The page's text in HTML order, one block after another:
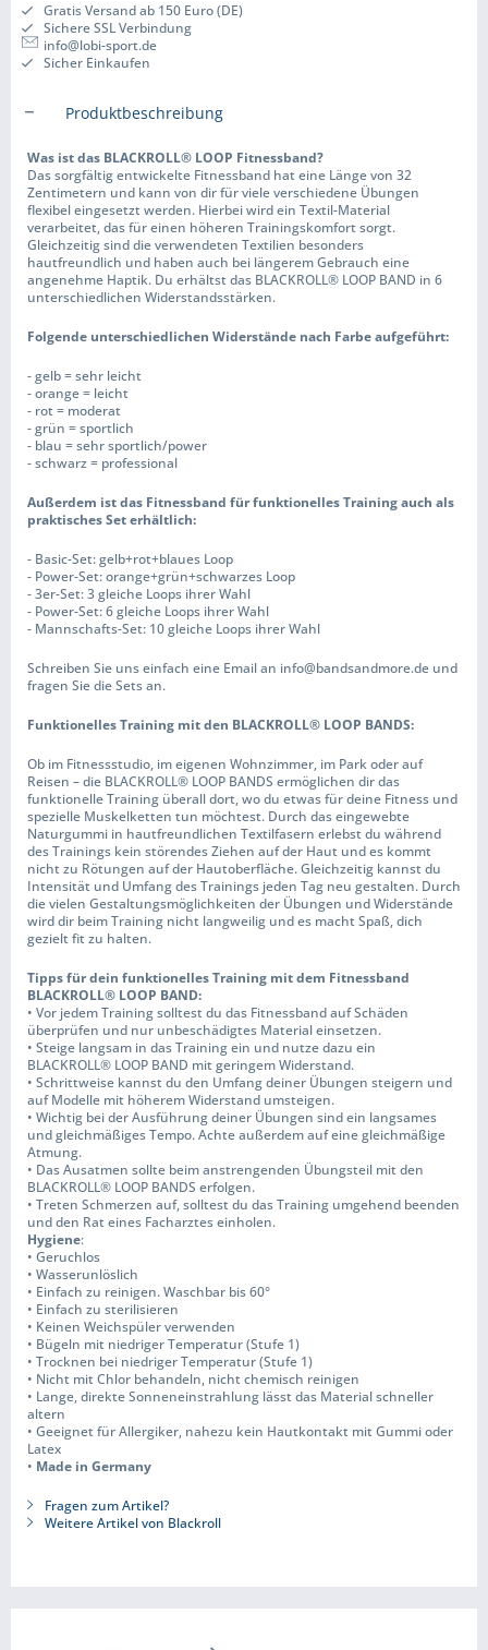
Gratis Versand ab 150 Euro (DE)
Sichere SSL Verbindung
info@lobi-sport.de
Sicher Einkaufen
Produktbeschreibung
Was ist das BLACKROLL® LOOP Fitnessband?
Das sorgfältig entwickelte Fitnessband hat eine Länge von 32
Zentimetern und kann von dir für viele verschiedene Übungen
flexibel eingesetzt werden. Hierbei wird ein Textil-Material
verarbeitet, das für einen höheren Trainingskomfort sorgt.
Gleichzeitig sind die verwendeten Textilien besonders
hautfreundlich und haben auch bei längerem Gebrauch eine
angenehme Haptik. Du erhältst das BLACKROLL® LOOP BAND in 6
unterschiedlichen Widerstandsstärken.
Folgende unterschiedlichen Widerstände nach Farbe aufgeführt:
- gelb = sehr leicht
- orange = leicht
- rot = moderat
- grün = sportlich
- blau = sehr sportlich/power
- schwarz = professional
Außerdem ist das Fitnessband für funktionelles Training auch als
praktisches Set erhältlich:
- Basic-Set: gelb+rot+blaues Loop
- Power-Set: orange+grün+schwarzes Loop
- 3er-Set: 3 gleiche Loops ihrer Wahl
- Power-Set: 6 gleiche Loops ihrer Wahl
- Mannschafts-Set: 10 gleiche Loops ihrer Wahl
Schreiben Sie uns einfach eine Email an info@bandsandmore.de und
fragen Sie die Sets an.
Funktionelles Training mit den BLACKROLL® LOOP BANDS:
Ob im Fitnessstudio, im eigenen Wohnzimmer, im Park oder auf
Reisen – die BLACKROLL® LOOP BANDS ermöglichen dir das
funktionelle Training überall dort, wo du etwas für deine Fitness und
spezielle Muskelketten tun möchtest. Durch das eingewebte
Naturgummi in hautfreundlichen Textilfasern erlebst du während
des Trainings kein störendes Ziehen auf der Haut und es kommt
nicht zu Rötungen auf der Hautoberfläche. Gleichzeitig kannst du
Intensität und Umfang des Trainings jeden Tag neu gestalten. Durch
die vielen Gestaltungsmöglichkeiten der Übungen und Widerstände
wird dir beim Training nicht langweilig und es macht Spaß, dich
gezielt fit zu halten.
Tipps für dein funktionelles Training mit dem Fitnessband
BLACKROLL® LOOP BAND:
• Vor jedem Training solltest du das Fitnessband auf Schäden
überprüfen und nur unbeschädigtes Material einsetzen.
• Steige langsam in das Training ein und nutze dazu ein
BLACKROLL® LOOP BAND mit geringem Widerstand.
• Schrittweise kannst du den Umfang deiner Übungen steigern und
auf Modelle mit höherem Widerstand umsteigen.
• Wichtig bei der Ausführung deiner Übungen sind ein langsames
und gleichmäßiges Tempo. Achte außerdem auf eine gleichmäßige
Atmung.
• Das Ausatmen sollte beim anstrengenden Übungsteil mit den
BLACKROLL® LOOP BANDS erfolgen.
• Treten Schmerzen auf, solltest du das Training umgehend beenden
und den Rat eines Facharztes einholen.
Hygiene:
• Geruchlos
• Wasserunlöslich
• Einfach zu reinigen. Waschbar bis 60°
• Einfach zu sterilisieren
• Keinen Weichspüler verwenden
• Bügeln mit niedriger Temperatur (Stufe 1)
• Trocknen bei niedriger Temperatur (Stufe 1)
• Nicht mit Chlor behandeln, nicht chemisch reinigen
• Lange, direkte Sonneneinstrahlung lässt das Material schneller
altern
• Geeignet für Allergiker, nahezu kein Hautkontakt mit Gummi oder
Latex
• Made in Germany
Fragen zum Artikel?
Weitere Artikel von Blackroll